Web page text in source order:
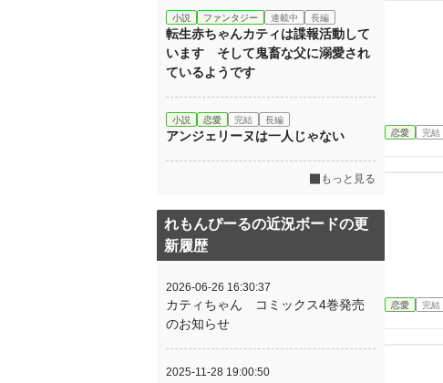
恋愛 完結
恋愛 完結
小説 ファンタジー 連載中 長編
転生赤ちゃんカティは諜報活動して
います そして鬼畜な父に溺愛され
ているようです
小説 恋愛 完結 長編
アンジェリーヌは一人じゃない
もっと見る
れもんぴーるの近況ボードの更
新履歴
2026-06-26 16:30:37
カティちゃん コミックス4巻発売
のお知らせ
2025-11-28 19:00:50